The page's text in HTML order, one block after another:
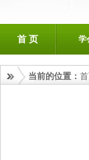
首 页 学
当前的位置：